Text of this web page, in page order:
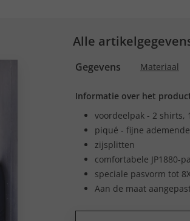
Alle
Gegevens Materiaal
Informatie over het
voordeelpak - 2 shirts,
piqué - fijne
zijsplitten
comfortabele JP1880-
speciale pasvorm tot
Aan de maat